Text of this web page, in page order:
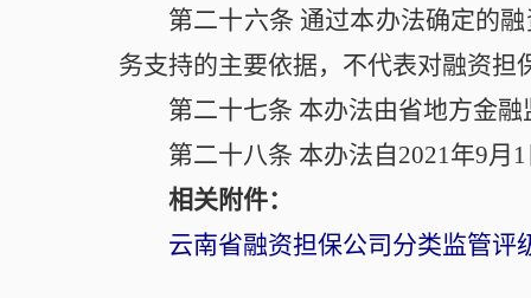
第二十六条 通过本办法确定的
务支持的主要依据，不代表对融资
第二十七条 本办法由省地方金
第二十八条 本办法自2021年9月
相关附件：
云南省融资担保公司分类监管评